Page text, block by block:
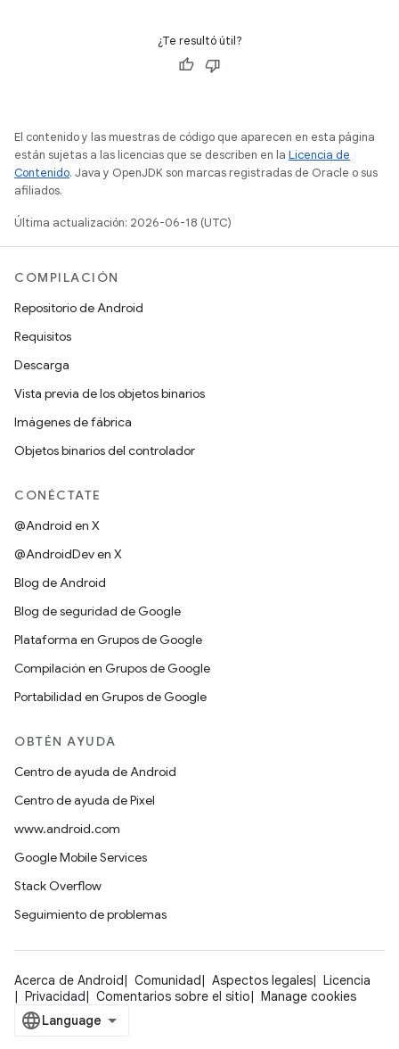
¿Te resultó útil?
El contenido y las muestras de código que aparecen en esta página
están sujetas a las licencias que se describen en la Licencia de
Contenido. Java y OpenJDK son marcas registradas de Oracle o sus
afiliados.
Última actualización: 2026-06-18 (UTC)
COMPILACIÓN
Repositorio de Android
Requisitos
Descarga
Vista previa de los objetos binarios
Imágenes de fábrica
Objetos binarios del controlador
CONÉCTATE
@Android en X
@AndroidDev en X
Blog de Android
Blog de seguridad de Google
Plataforma en Grupos de Google
Compilación en Grupos de Google
Portabilidad en Grupos de Google
OBTÉN AYUDA
Centro de ayuda de Android
Centro de ayuda de Pixel
www.android.com
Google Mobile Services
Stack Overflow
Seguimiento de problemas
Acerca de Android Comunidad Aspectos legales
Licencia
Privacidad
Comentarios sobre el sitio Manage cookies